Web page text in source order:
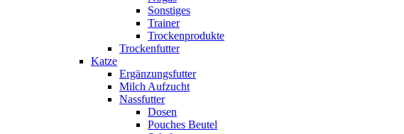
Sonstiges
Trainer
Trockenprodukte
Trockenfutter
Katze
Ergänzungsfutter
Milch Aufzucht
Nassfutter
Dosen
Pouches Beutel